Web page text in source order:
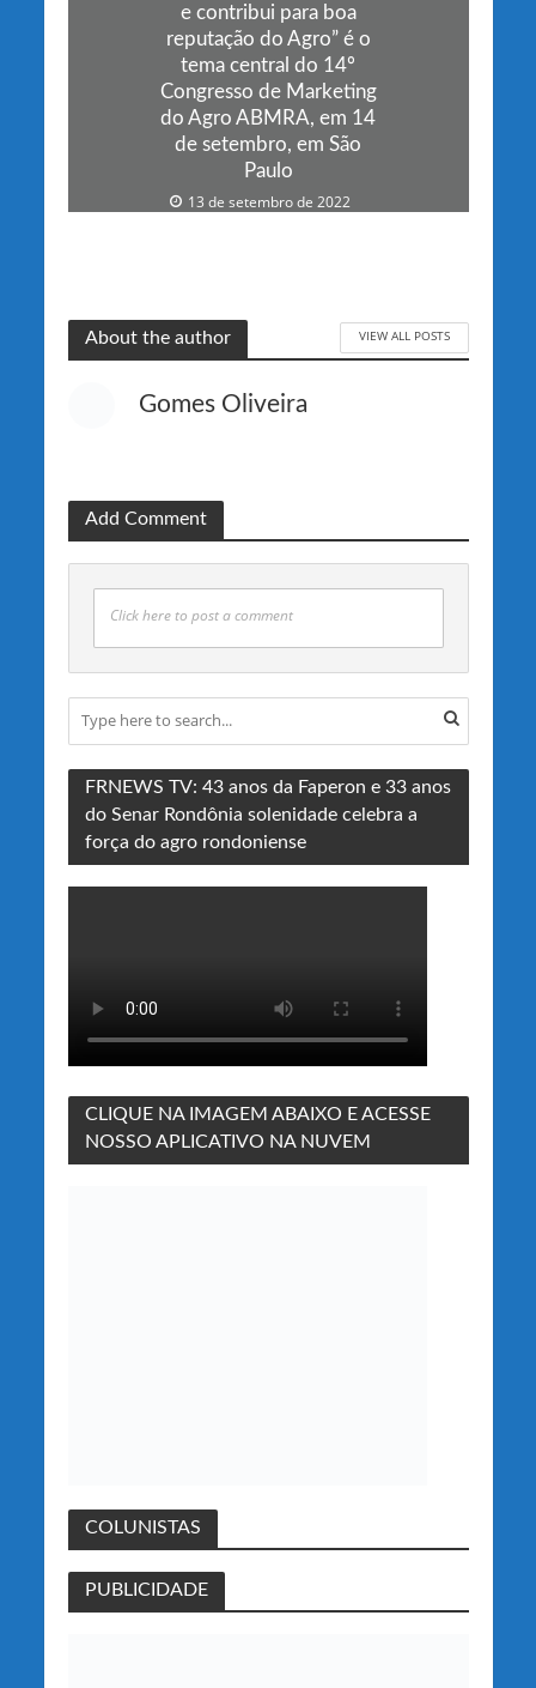
e contribui para boa
reputação do Agro” é o
tema central do 14º
Congresso de Marketing
do Agro ABMRA, em 14
de setembro, em São
Paulo
13 de setembro de 2022
About the author VIEW ALL POSTS
Gomes Oliveira
Add Comment
Click here to post a comment
FRNEWS TV: 43 anos da Faperon e 33 anos
do Senar Rondônia solenidade celebra a
força do agro rondoniense
CLIQUE NA IMAGEM ABAIXO E ACESSE
NOSSO APLICATIVO NA NUVEM
COLUNISTAS
PUBLICIDADE